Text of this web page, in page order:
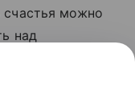
счастья можно
над
равноправный